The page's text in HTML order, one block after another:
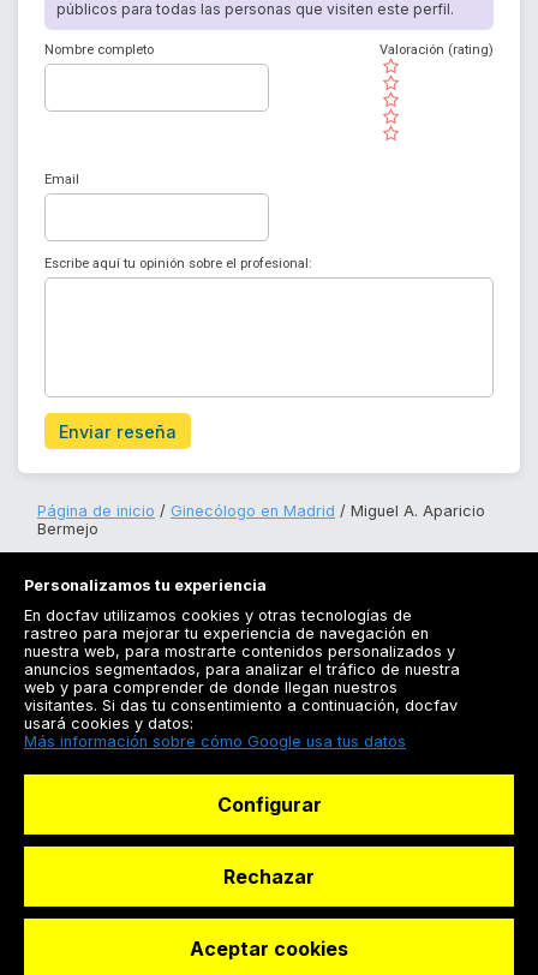
públicos para todas las personas que visiten este perfil.
Nombre completo
( )
( )
( )
( )
( )
Valoración (rating)
Email
Escribe aquí tu opinión sobre el profesional:
Enviar reseña
Página de inicio Ginecólogo en Madrid
Miguel A. Aparicio
Bermejo
Registrarse
Docfav
© Dashboard Technologies S.L
Personalizamos tu experiencia
En docfav utilizamos cookies y otras tecnologías de
rastreo para mejorar tu experiencia de navegación en
nuestra web, para mostrarte contenidos personalizados y
anuncios segmentados, para analizar el tráfico de nuestra
web y para comprender de donde llegan nuestros
visitantes. Si das tu consentimiento a continuación, docfav
usará cookies y datos:
Más información sobre cómo Google usa tus datos
Configurar
Rechazar
Aceptar cookies